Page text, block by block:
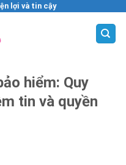
lợi và tin cậy
hiểm: Quy
tin và quyền